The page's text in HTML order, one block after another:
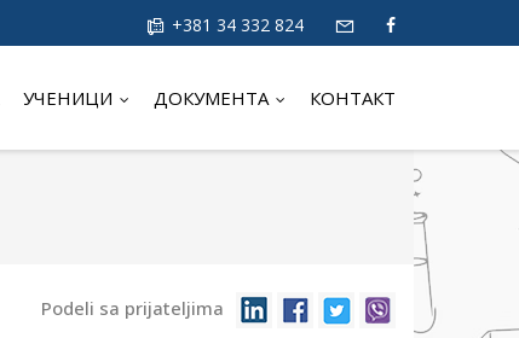
+381 34 332 824
УЧЕНИЦИ ДОКУМЕНТА КОНТАКТ
Podeli sa prijateljima